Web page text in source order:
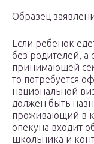
Образец
Если ребенок
без родителей, а
принимающей
то потребуется
национальной
должен быть
проживающий в
опекуна входит
школьника и